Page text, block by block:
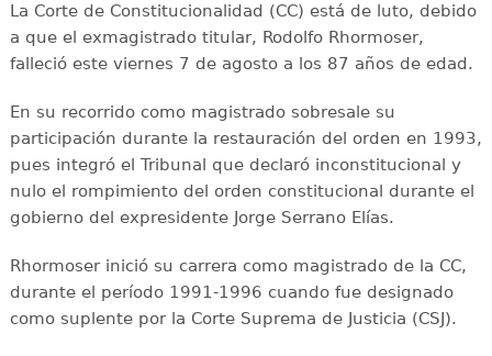
La Corte de Constitucionalidad (CC) está de luto, debido
a que el exmagistrado titular, Rodolfo Rhormoser,
falleció este viernes 7 de agosto a los 87 años de edad.
En su recorrido como magistrado sobresale su
participación durante la restauración del orden en 1993,
pues integró el Tribunal que declaró inconstitucional y
nulo el rompimiento del orden constitucional durante el
gobierno del expresidente Jorge Serrano Elías.
Rhormoser inició su carrera como magistrado de la CC,
durante el período 1991-1996 cuando fue designado
como suplente por la Corte Suprema de Justicia (CSJ).